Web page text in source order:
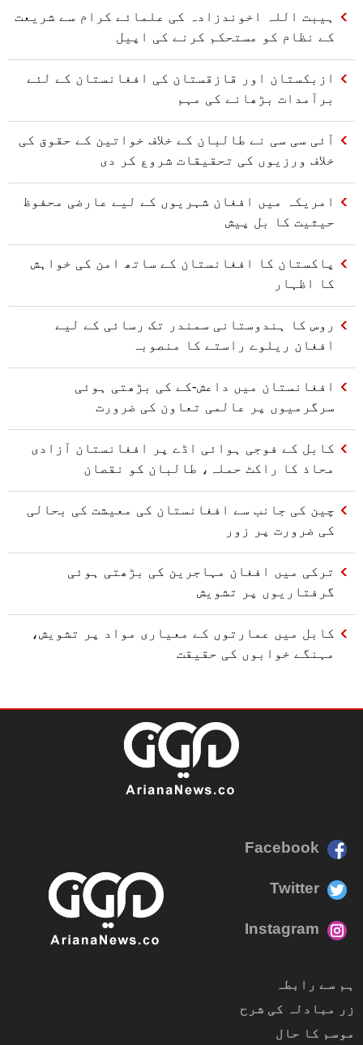
ہیبت اللہ اخوندزادہ کی علمائے کرام سے شریعت
کے نظام کو مستحکم کرنے کی اپیل
ازبکستان اور قازقستان کی افغانستان کے لئے
برآمدات بڑھانے کی مہم
آئی سی سی نے طالبان کے خلاف خواتین کے حقوق کی
خلاف ورزیوں کی تحقیقات شروع کر دی
امریکہ میں افغان شہریوں کے لیے عارضی محفوظ
حیثیت کا بل پیش
پاکستان کا افغانستان کے ساتھ امن کی خواہش
کا اظہار
روس کا ہندوستانی سمندر تک رسائی کے لیے
افغان ریلوے راستے کا منصوبہ
افغانستان میں داعش-کے کی بڑھتی ہوئی
سرگرمیوں پر عالمی تعاون کی ضرورت
کابل کے فوجی ہوائی اڈے پر افغانستان آزادی
محاذ کا راکٹ حملہ، طالبان کو نقصان
چین کی جانب سے افغانستان کی معیشت کی بحالی
کی ضرورت پر زور
ترکی میں افغان مہاجرین کی بڑھتی ہوئی
گرفتاریوں پر تشویش
کابل میں عمارتوں کے معیاری مواد پر تشویش،
مہنگے خوابوں کی حقیقت
Facebook
Twitter
Instagram
ہم سے رابطہ
زر مبادلہ کی شرح
موسم کا حال